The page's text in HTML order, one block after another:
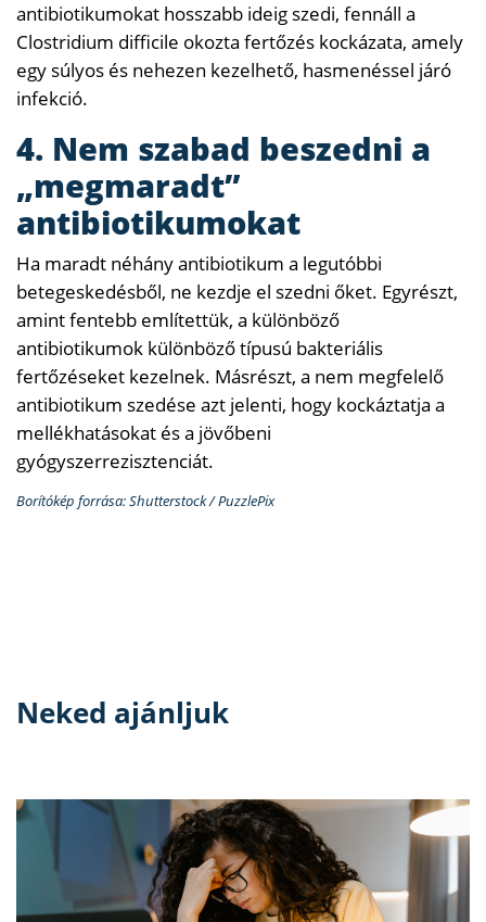
antibiotikumokat hosszabb ideig szedi, fennáll a
Clostridium difficile okozta fertőzés kockázata, amely
egy súlyos és nehezen kezelhető, hasmenéssel járó
infekció.
4. Nem szabad beszedni a
„megmaradt”
antibiotikumokat
Ha maradt néhány antibiotikum a legutóbbi
betegeskedésből, ne kezdje el szedni őket. Egyrészt,
amint fentebb említettük, a különböző
antibiotikumok különböző típusú bakteriális
fertőzéseket kezelnek. Másrészt, a nem megfelelő
antibiotikum szedése azt jelenti, hogy kockáztatja a
mellékhatásokat és a jövőbeni
gyógyszerrezisztenciát.
Borítókép forrása: Shutterstock / PuzzlePix
Neked ajánljuk